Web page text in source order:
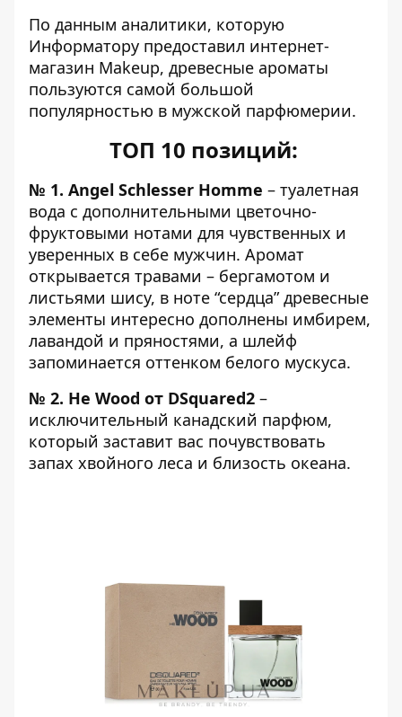
По данным аналитики, которую
Информатору предоставил интернет-
магазин Makeup, древесные ароматы
пользуются самой большой
популярностью в мужской парфюмерии.
ТОП 10 позиций:
№ 1. Angel Schlesser Homme – туалетная
вода с дополнительными цветочно-
фруктовыми нотами для чувственных и
уверенных в себе мужчин. Аромат
открывается травами – бергамотом и
листьями шису, в ноте “сердца” древесные
элементы интересно дополнены имбирем,
лавандой и пряностями, а шлейф
запоминается оттенком белого мускуса.
№ 2. He Wood от DSquared2 –
исключительный канадский парфюм,
который заставит вас почувствовать
запах хвойного леса и близость океана.